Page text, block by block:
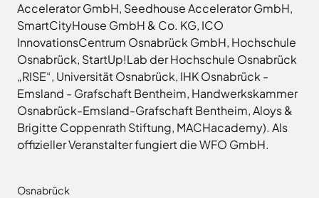
Accelerator GmbH, Seedhouse Accelerator GmbH,
SmartCityHouse GmbH & Co. KG, ICO
InnovationsCentrum Osnabrück GmbH, Hochschule
Osnabrück, StartUp!Lab der Hochschule Osnabrück
„RISE“, Universität Osnabrück, IHK Osnabrück -
Emsland - Grafschaft Bentheim, Handwerkskammer
Osnabrück-Emsland-Grafschaft Bentheim, Aloys &
Brigitte Coppenrath Stiftung, MACHacademy). Als
offizieller Veranstalter fungiert die WFO GmbH.
Osnabrück